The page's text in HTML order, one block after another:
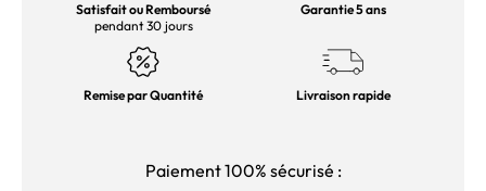
Satisfait ou Remboursé
pendant 30 jours
Garantie 5 ans
Remise par Quantité Livraison rapide
Paiement 100% sécurisé :